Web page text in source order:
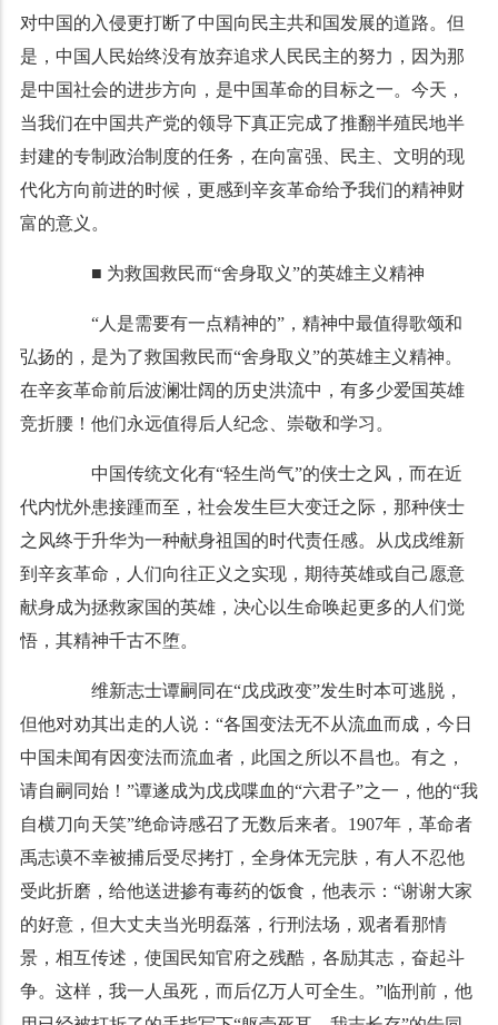
对中国的入侵更打断了中国向民主共和国发展的道路。但
是，中国人民始终没有放弃追求人民民主的努力，因为那
是中国社会的进步方向，是中国革命的目标之一。今天，
当我们在中国共产党的领导下真正完成了推翻半殖民地半
封建的专制政治制度的任务，在向富强、民主、文明的现
代化方向前进的时候，更感到辛亥革命给予我们的精神财
富的意义。
■ 为救国救民而“舍身取义”的英雄主义精神
“人是需要有一点精神的”，精神中最值得歌颂和
弘扬的，是为了救国救民而“舍身取义”的英雄主义精神。
在辛亥革命前后波澜壮阔的历史洪流中，有多少爱国英雄
竞折腰！他们永远值得后人纪念、崇敬和学习。
中国传统文化有“轻生尚气”的侠士之风，而在近
代内忧外患接踵而至，社会发生巨大变迁之际，那种侠士
之风终于升华为一种献身祖国的时代责任感。从戊戌维新
到辛亥革命，人们向往正义之实现，期待英雄或自己愿意
献身成为拯救家国的英雄，决心以生命唤起更多的人们觉
悟，其精神千古不堕。
维新志士谭嗣同在“戊戌政变”发生时本可逃脱，
但他对劝其出走的人说：“各国变法无不从流血而成，今日
中国未闻有因变法而流血者，此国之所以不昌也。有之，
请自嗣同始！”谭遂成为戊戌喋血的“六君子”之一，他的“我
自横刀向天笑”绝命诗感召了无数后来者。1907年，革命者
禹志谟不幸被捕后受尽拷打，全身体无完肤，有人不忍他
受此折磨，给他送进掺有毒药的饭食，他表示：“谢谢大家
的好意，但大丈夫当光明磊落，行刑法场，观者看那情
景，相互传述，使国民知官府之残酷，各励其志，奋起斗
争。这样，我一人虽死，而后亿万人可全生。”临刑前，他